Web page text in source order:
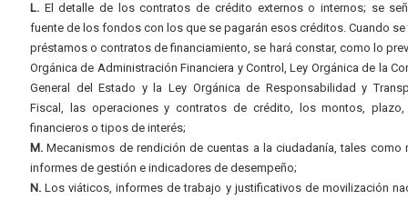
L. El detalle de los contratos de crédito externos o internos; se
fuente de los fondos con los que se pagarán esos créditos. Cuando se
préstamos o contratos de financiamiento, se hará constar, como lo
Orgánica de Administración Financiera y Control, Ley Orgánica de la
General del Estado y la Ley Orgánica de Responsabilidad y
Fiscal, las operaciones y contratos de crédito, los montos,
financieros o tipos de interés;
M. Mecanismos de rendición de cuentas a la ciudadanía, tales como
informes de gestión e indicadores de desempeño;
N. Los viáticos, informes de trabajo y justificativos de movilización